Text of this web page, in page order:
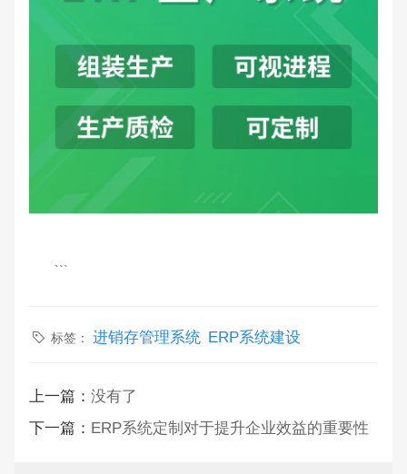
```
标签： 进销存管理系统 ERP系统建设
上一篇：没有了
下一篇： ERP系统定制对于提升企业效益的重要性